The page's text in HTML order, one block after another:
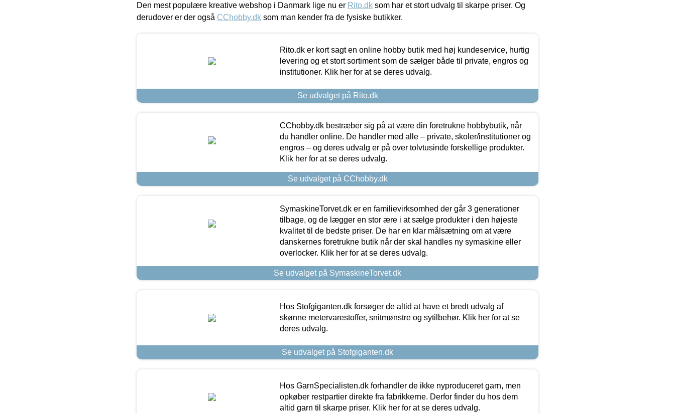
Den mest populære kreative webshop i Danmark lige nu er Rito.dk som har et stort udvalg til skarpe priser. Og
derudover er der også CChobby.dk som man kender fra de fysiske butikker.
Rito.dk er kort sagt en online hobby butik med høj kundeservice, hurtig
levering og et stort sortiment som de sælger både til private, engros og
institutioner. Klik her for at se deres udvalg.
Se udvalget på Rito.dk
CChobby.dk bestræber sig på at være din foretrukne hobbybutik, når
du handler online. De handler med alle – private, skoler/institutioner og
engros – og deres udvalg er på over tolvtusinde forskellige produkter.
Klik her for at se deres udvalg.
Se udvalget på CChobby.dk
SymaskineTorvet.dk er en familievirksomhed der går 3 generationer
tilbage, og de lægger en stor ære i at sælge produkter i den højeste
kvalitet til de bedste priser. De har en klar målsætning om at være
danskernes foretrukne butik når der skal handles ny symaskine eller
overlocker. Klik her for at se deres udvalg.
Se udvalget på SymaskineTorvet.dk
Hos Stofgiganten.dk forsøger de altid at have et bredt udvalg af
skønne metervarestoffer, snitmønstre og sytilbehør. Klik her for at se
deres udvalg.
Se udvalget på Stofgiganten.dk
Hos GarnSpecialisten.dk forhandler de ikke nyproduceret garn, men
opkøber restpartier direkte fra fabrikkerne. Derfor finder du hos dem
altid garn til skarpe priser. Klik her for at se deres udvalg.